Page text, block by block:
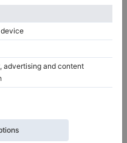
& Co. KG
Klaviergeschäft